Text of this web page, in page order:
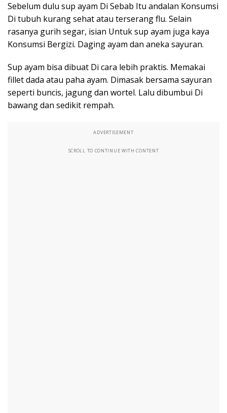
Sebelum dulu sup ayam Di Sebab Itu andalan Konsumsi
Di tubuh kurang sehat atau terserang flu. Selain
rasanya gurih segar, isian Untuk sup ayam juga kaya
Konsumsi Bergizi. Daging ayam dan aneka sayuran.
Sup ayam bisa dibuat Di cara lebih praktis. Memakai
fillet dada atau paha ayam. Dimasak bersama sayuran
seperti buncis, jagung dan wortel. Lalu dibumbui Di
bawang dan sedikit rempah.
ADVERTISEMENT
SCROLL TO CONTINUE WITH CONTENT